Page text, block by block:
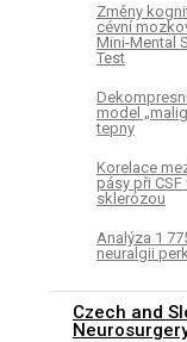
Změny
cévní
Mini-Mental
Test
model
tepny
Korelace
pásy při
sklerózou
Analýza 1
neuralgii
Czech and